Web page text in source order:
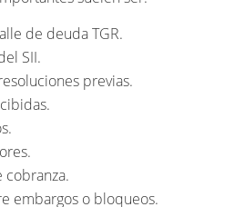
de deuda TGR.
SII.
previas.
embargos o bloqueos.